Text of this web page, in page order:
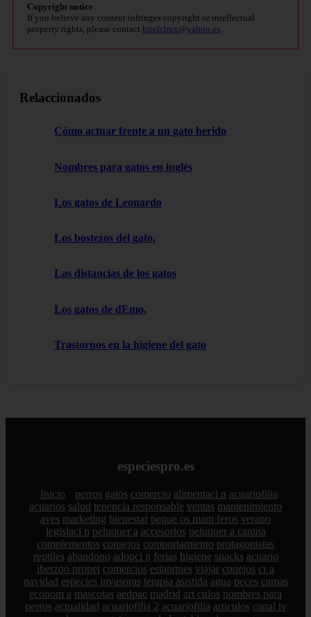
Copyright notice
If you believe any content infringes copyright or intellectual
property rights, please contact bitelchux@yahoo.es
Relaccionados
Cómo actuar frente a un gato herido
Nombres para gatos en inglés
Los gatos de Leonardo
Los bostezos del gato.
Las distancias de los gatos
Los gatos de dEmo.
Trastornos en la higiene del gato
especiespro.es
Inicio perros gatos comercio alimentaci n acuariofilia
acuarios salud tenencia responsable ventas mantenimiento
aves marketing bienestar peque os mam feros verano
legislaci n peluquer a accesorios peluquer a canina
complementos consejos comportamiento protagonistas
reptiles abandono adopci n ferias higiene snacks acuario
iberzoo propet comercios estanques viajar conejos cr a
navidad especies invasoras terapia asistida agua peces camas
econom a mascotas aedpac madrid art culos nombres para
perros actualidad acuariofilia 2 acuariofilia articulos canal tv